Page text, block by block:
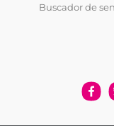
Buscador de